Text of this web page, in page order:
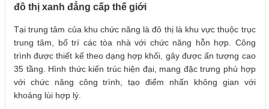
đô thị xanh đẳng cấp thế giới
Tại trung tâm của khu chức năng là đô thị là khu vực thuộc trục
trung tâm, bố trí các tòa nhà với chức năng hỗn hợp. Công
trình được thiết kế theo dạng hợp khối, gây được ấn tượng cao
35 tầng. Hình thức kiến trúc hiện đại, mang đặc trưng phù hợp
với chức năng công trình, tạo điểm nhấn không gian với
khoảng lùi hợp lý.